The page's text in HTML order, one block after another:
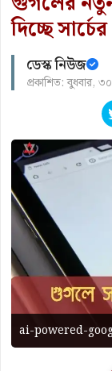
দিচ্ছে
ডেস্ক নিউজ
প্রকাশিত: বুধবার,
ai-powered-